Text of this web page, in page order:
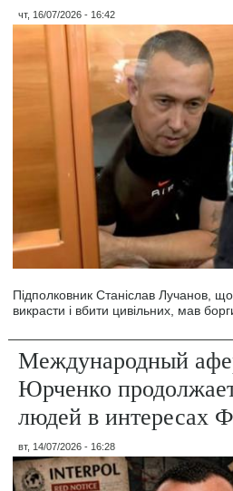
чт, 16/07/2026 - 16:42
Підполковник Станіслав Лучанов,
викрасти і вбити цивільних, мав
Международный
Юрченко
людей в интересах
вт, 14/07/2026 - 16:28